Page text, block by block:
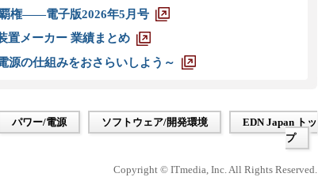
権――電子版2026年5月号
置メーカー 業績まとめ
の仕組みをおさらいしよう～
パワー/電源 ソフトウェア/開発環境
EDN Japan トッ
プ
Copyright © ITmedia, Inc. All Rights Reserved.